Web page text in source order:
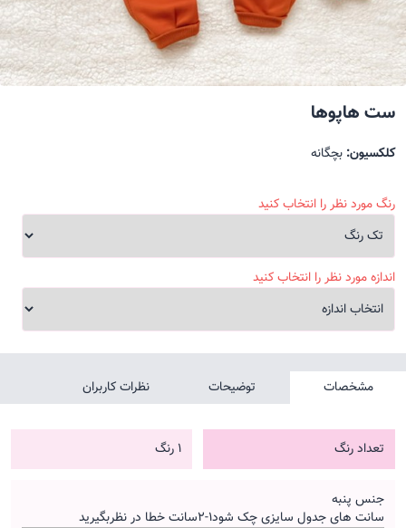
ست هاپوها
کلکسیون: بچگانه
رنگ مورد نظر را انتخاب کنید
اندازه مورد نظر را انتخاب کنید
مشخصات توضیحات نظرات کاربران
تعداد رنگ 1 رنگ
جنس پنبه
سانت های جدول سایزی چک شود۱-۲سانت خطا در نظربگیرید